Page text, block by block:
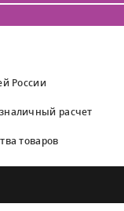
России
расчет
товаров